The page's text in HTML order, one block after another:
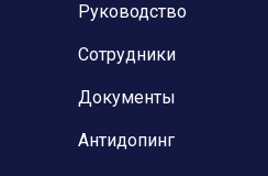
Руководство
Сотрудники
Документы
Антидопинг